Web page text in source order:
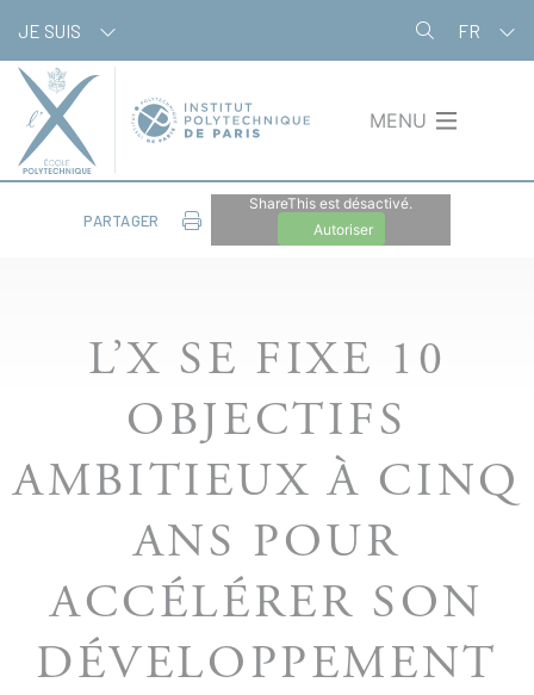
au
contenu
principal
JE SUIS FR
MENU
PARTAGER
ShareThis est désactivé.
Autoriser
L’X SE FIXE 10
OBJECTIFS
AMBITIEUX À CINQ
ANS POUR
ACCÉLÉRER SON
DÉVELOPPEMENT